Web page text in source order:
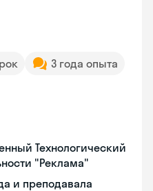
3 года опыта
Технологический
"Реклама"
и преподавала